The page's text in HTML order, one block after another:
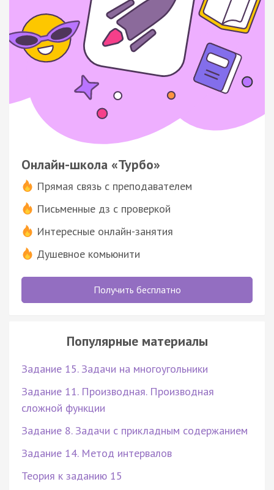
Онлайн-школа «Турбо»
Прямая связь с преподавателем
Письменные дз с проверкой
Интересные онлайн-занятия
Душевное комьюнити
Получить бесплатно
Популярные материалы
Задание 15. Задачи на многоугольники
Задание 11. Производная. Производная
сложной функции
Задание 8. Задачи с прикладным содержанием
Задание 14. Метод интервалов
Теория к заданию 15